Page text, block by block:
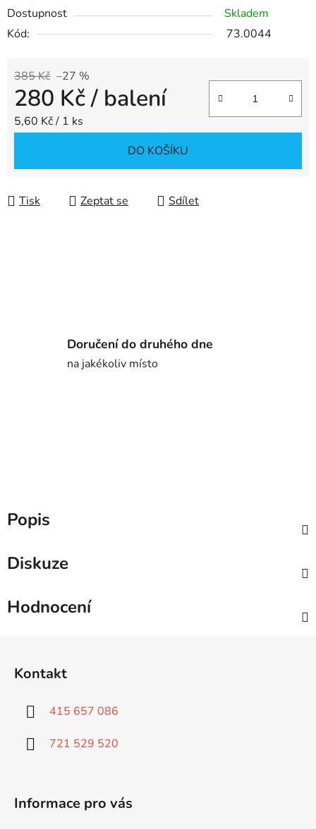
Dostupnost
Skladem
Kód:
73.0044
385 Kč –27 %
280 Kč/ balení
Měrná cena:
5,60 Kč / 1 ks
DO KOŠÍKU
Tisk Zeptat se Sdílet
Doručení do druhého dne
na jakékoliv místo
Popis
Diskuze
Hodnocení
Kontakt
415 657 086
721 529 520
Informace pro vás